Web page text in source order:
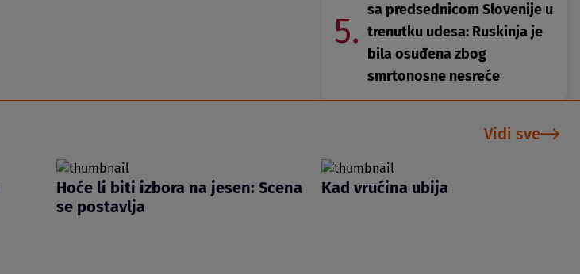
5.
sa predsednicom Slovenije u
trenutku udesa: Ruskinja je
bila osuđena zbog
smrtonosne nesreće
Vidi sve
Hoće li biti izbora na jesen: Scena
se postavlja
Kad vrućina ubija